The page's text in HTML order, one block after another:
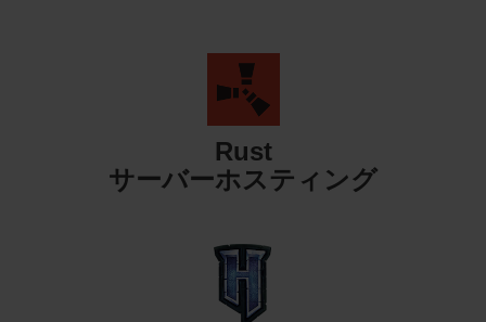
Rust
サーバーホスティング